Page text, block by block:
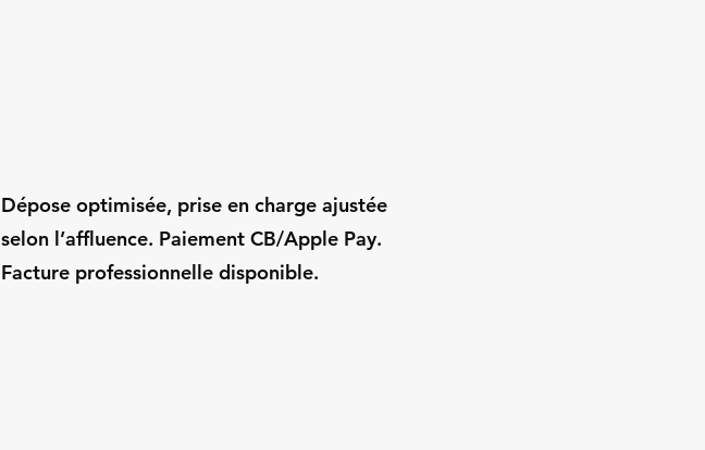
Dépose optimisée, prise en charge ajustée
selon l’affluence. Paiement CB/Apple Pay.
Facture professionnelle disponible.